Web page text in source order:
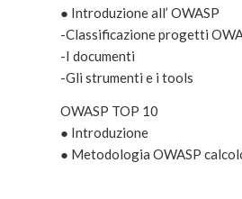
● Introduzione all’ OWASP
-Classificazione progetti
-I documenti
-Gli strumenti e i tools
OWASP TOP 10
● Introduzione
● Metodologia OWASP